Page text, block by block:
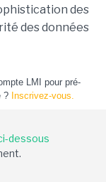
des
des données
LMI pour pré-
? Inscrivez-vous.
dessous